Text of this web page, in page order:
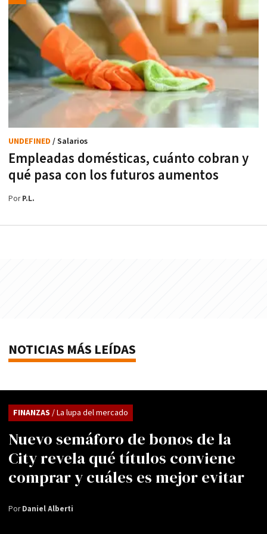
Empleadas domésticas, cuánto cobran y
qué pasa con los futuros aumentos
UNDEFINED / Salarios
PorP.L.
NOTICIAS MÁS LEÍDAS
Nuevo semáforo de bonos de la
City revela qué títulos conviene
comprar y cuáles es mejor evitar
FINANZAS / La lupa del mercado
PorDaniel Alberti